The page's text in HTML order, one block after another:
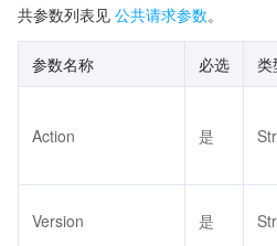
共参数列表见 公共请求参数。
参数名称 必选 类
Action 是
Version 是